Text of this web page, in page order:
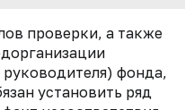
проверки, а также
руководителя) фонда,
установить ряд